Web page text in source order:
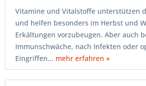
Vitamine und Vitalstoffe unterstützen
und helfen besonders im Herbst und
Erkältungen vorzubeugen. Aber auch
Immunschwäche, nach Infekten oder
Eingriffen... mehr erfahren »